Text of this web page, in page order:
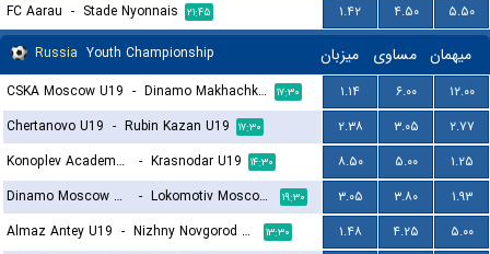
FC Aarau - Stade Nyonnais ۲۱:۴۵ ۱.۴۲ ۴.۵۰
۵.۵۰
Russia Youth Championship میزبان مساوی میهمان
CSKA Moscow U19 - Dinamo Makhachkala U19 ۱۷:۳۰ ۱.۱۴ ۶.۰۰
۱۲.۰۰
Chertanovo U19 - Rubin Kazan U19 ۱۷:۳۰ ۲.۳۸ ۳.۰۵
۲.۷۷
Konoplev Academy U19
- Krasnodar U19 ۱۴:۳۰ ۸.۵۰ ۵.۰۰
۱.۲۵
Dinamo Moscow U19
- Lokomotiv Moscow U19 ۱۹:۳۰ ۳.۰۵ ۳.۸۰
۱.۹۳
Almaz Antey U19 - Nizhny Novgorod U19 ۱۳:۳۰ ۱.۴۸ ۴.۲۵
۵.۰۰